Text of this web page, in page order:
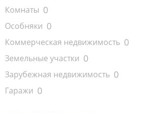
Комнаты 0
Особняки 0
Коммерческая недвижимость 0
Земельные участки 0
Зарубежная недвижимость 0
Гаражи 0